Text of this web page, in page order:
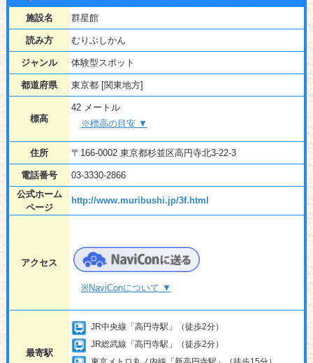
施設名 群星館
読み方 むりぶしかん
ジャンル 体験型スポット
都道府県 東京都 [関東地方]
標高
42 メートル
※標高の目安 ▼
住所 〒166-0002 東京都杉並区高円寺北3-22-3
電話番号
03-3330-2866
公式ホーム
ページ
http://www.muribushi.jp/3f.html
アクセス
※NaviConについて ▼
最寄駅
JR中央線「高円寺駅」（徒歩2分）
JR総武線「高円寺駅」（徒歩2分）